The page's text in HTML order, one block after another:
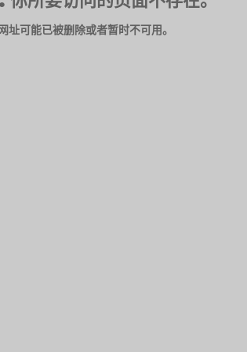
址可能已被删除或者暂时不可用。